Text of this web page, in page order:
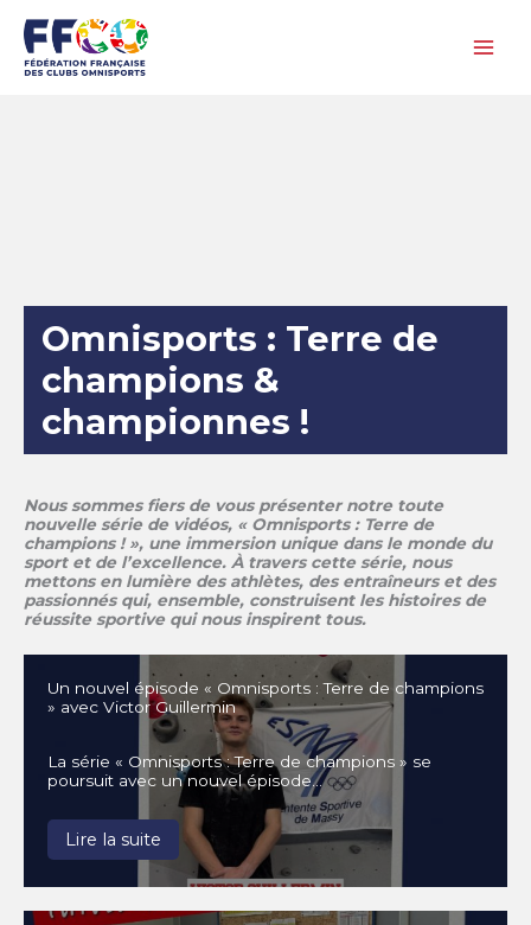
contenu
Omnisports : Terre de
champions &
championnes !
Nous sommes fiers de vous présenter notre toute
nouvelle série de vidéos, « Omnisports : Terre de
champions ! », une immersion unique dans le monde du
sport et de l’excellence. À travers cette série, nous
mettons en lumière des athlètes, des entraîneurs et des
passionnés qui, ensemble, construisent les histoires de
réussite sportive qui nous inspirent tous.
Un nouvel épisode « Omnisports : Terre de champions
» avec Victor Guillermin
La série « Omnisports : Terre de champions » se
poursuit avec un nouvel épisode…
Lire la suite